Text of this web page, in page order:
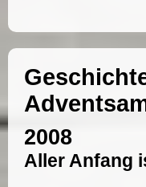
2008
Aller Anfang